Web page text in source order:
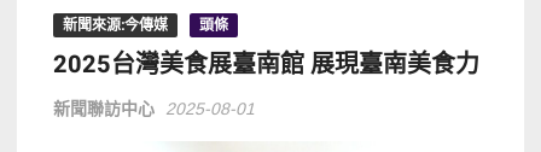
新聞來源:今傳媒 頭條
2025台灣美食展臺南館 展現臺南美食力
新聞聯訪中心 2025-08-01